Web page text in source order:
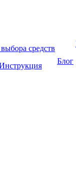
средств
Блог